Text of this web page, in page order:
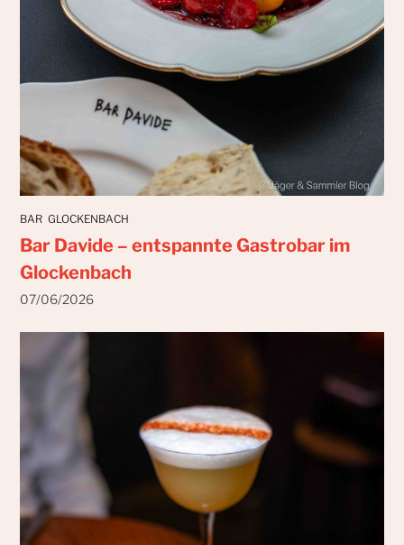
BAR GLOCKENBACH
Bar Davide – entspannte Gastrobar im
Glockenbach
07/06/2026